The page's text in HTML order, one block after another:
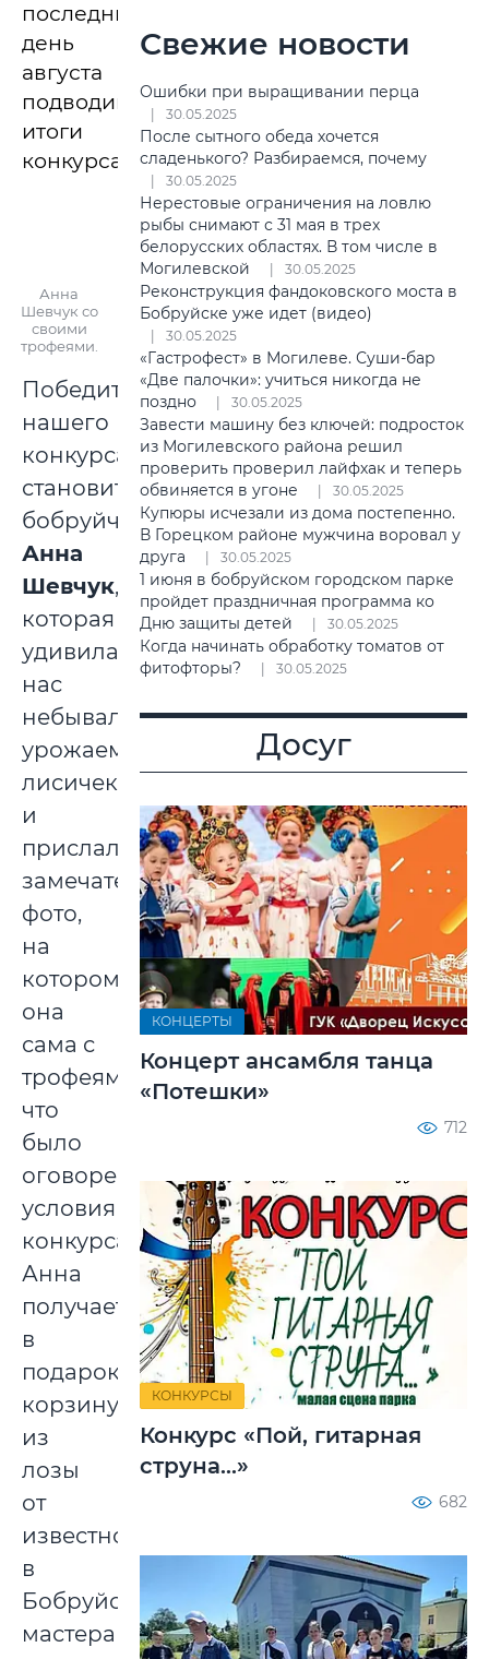
последний
день
августа
подводим
итоги
конкурса.
Анна
Шевчук со
своими
трофеями.
Победителем
нашего
конкурса
становится…
бобруйчанка
Анна
Шевчук,
которая
удивила
нас
небывалым
урожаем
лисичек
и
прислала
замечательное
фото,
на
котором
она
сама с
трофеями,
что
было
оговорено
условиями
конкурса.
Анна
получает
в
подарок
корзину
из
лозы
от
известного
в
Бобруйске
мастера
Свежие новости
Ошибки при выращивании перца
30.05.2025
После сытного обеда хочется
сладенького? Разбираемся, почему
30.05.2025
Нерестовые ограничения на ловлю
рыбы снимают с 31 мая в трех
белорусских областях. В том числе в
Могилевской
30.05.2025
Реконструкция фандоковского моста в
Бобруйске уже идет (видео)
30.05.2025
«Гастрофест» в Могилеве. Суши-бар
«Две палочки»: учиться никогда не
поздно
30.05.2025
Завести машину без ключей: подросток
из Могилевского района решил
проверить проверил лайфхак и теперь
обвиняется в угоне
30.05.2025
Купюры исчезали из дома постепенно.
В Горецком районе мужчина воровал у
друга
30.05.2025
1 июня в бобруйском городском парке
пройдет праздничная программа ко
Дню защиты детей
30.05.2025
Когда начинать обработку томатов от
фитофторы?
30.05.2025
Досуг
КОНЦЕРТЫ
Концерт ансамбля танца
«Потешки»
712
КОНКУРСЫ
Конкурс «Пой, гитарная
струна...»
682